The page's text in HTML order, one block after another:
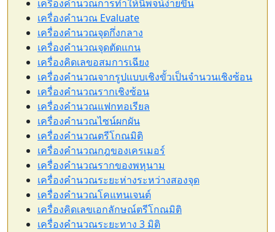
เครื่องคำนวณการทำให้นิพจน์ง่ายขึ้น
เครื่องคำนวณ Evaluate
เครื่องคำนวณจุดกึ่งกลาง
เครื่องคำนวณจุดตัดแกน
เครื่องคิดเลขอสมการเฉียง
เครื่องคำนวณจากรูปแบบเชิงขั้วเป็นจำนวนเชิงซ้อน
เครื่องคำนวณรากเชิงซ้อน
เครื่องคำนวณแฟกทอเรียล
เครื่องคำนวณไซน์ผกผัน
เครื่องคำนวณตรีโกณมิติ
เครื่องคำนวณกฎของเครเมอร์
เครื่องคำนวณรากของพหุนาม
เครื่องคำนวณระยะห่างระหว่างสองจุด
เครื่องคำนวณโคแทนเจนต์
เครื่องคิดเลขเอกลักษณ์ตรีโกณมิติ
เครื่องคำนวณระยะทาง 3 มิติ